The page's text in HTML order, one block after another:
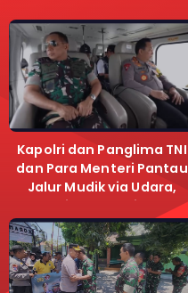
Kapolri dan Panglima TNI
dan Para Menteri Pantau
Jalur Mudik via Udara,
Pastikan Lalu Lintas
Lancar